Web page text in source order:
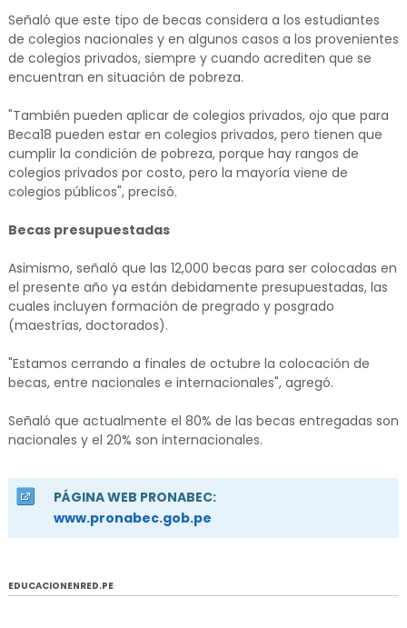
Señaló que este tipo de becas considera a los estudiantes
de colegios nacionales y en algunos casos a los provenientes
de colegios privados, siempre y cuando acrediten que se
encuentran en situación de pobreza.
"También pueden aplicar de colegios privados, ojo que para
Beca18 pueden estar en colegios privados, pero tienen que
cumplir la condición de pobreza, porque hay rangos de
colegios privados por costo, pero la mayoría viene de
colegios públicos", precisó.
Becas presupuestadas
Asimismo, señaló que las 12,000 becas para ser colocadas en
el presente año ya están debidamente presupuestadas, las
cuales incluyen formación de pregrado y posgrado
(maestrías, doctorados).
"Estamos cerrando a finales de octubre la colocación de
becas, entre nacionales e internacionales", agregó.
Señaló que actualmente el 80% de las becas entregadas son
nacionales y el 20% son internacionales.
PÁGINA WEB PRONABEC:
www.pronabec.gob.pe
EDUCACIONENRED.PE